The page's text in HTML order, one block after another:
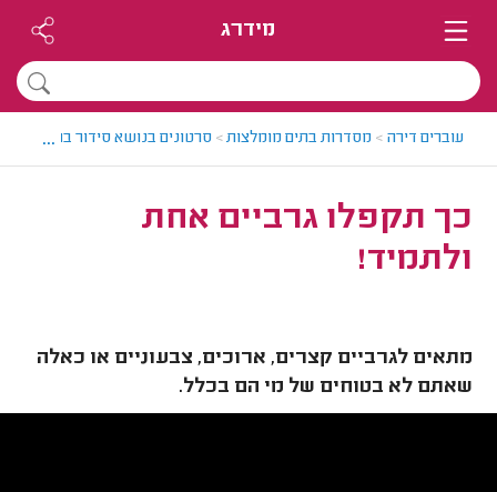
מידרג
עוברים דירה > מסדרות בתים מומלצות> סרטונים בנושא סידור בתים
...
כך תקפלו גרביים אחת
ולתמיד!
מתאים לגרביים קצרים, ארוכים, צבעוניים או כאלה
שאתם לא בטוחים של מי הם בכלל.